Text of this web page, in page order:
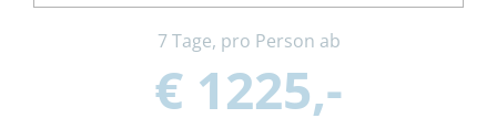
7 Tage, pro Person ab
€ 1225,-